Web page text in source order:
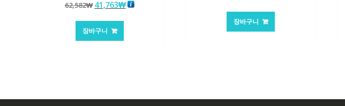
5.00
로 평가됨
62,582₩ 원
가
격:
41,763₩현
장바구니
가
격:
장바구니